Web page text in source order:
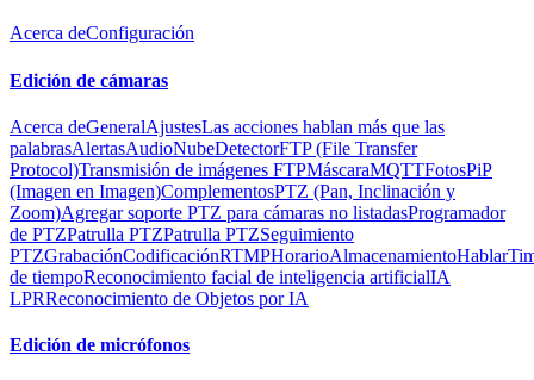
Acerca deConfiguración
Edición de cámaras
Acerca deGeneralAjustesLas acciones hablan más que las
palabrasAlertasAudioNubeDetectorFTP (File Transfer
Protocol)Transmisión de imágenes FTPMáscaraMQTTFotosPiP
(Imagen en Imagen)ComplementosPTZ (Pan, Inclinación y
Zoom)Agregar soporte PTZ para cámaras no listadasProgramador
de PTZPatrulla PTZPatrulla PTZSeguimiento
PTZGrabaciónCodificaciónRTMPHorarioAlmacenamientoHablar
de tiempoReconocimiento facial de inteligencia artificialIA
LPRReconocimiento de Objetos por IA
Edición de micrófonos